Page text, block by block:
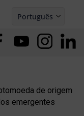
Português
Español
de origem
emergentes